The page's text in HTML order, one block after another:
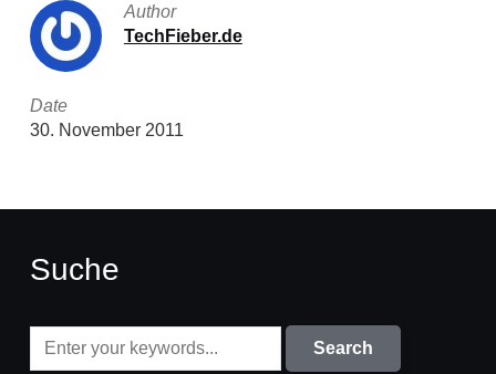
Author
TechFieber.de
Date
30. November 2011
Suche